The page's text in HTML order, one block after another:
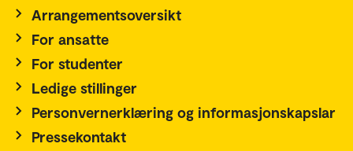
Arrangementsoversikt
For ansatte
For studenter
Ledige stillinger
Personvernerklæring og informasjonskapslar
Pressekontakt